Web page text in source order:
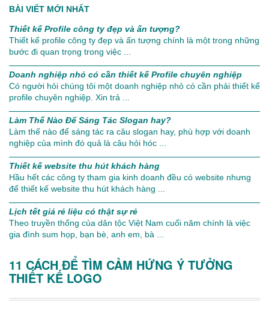
BÀI VIẾT MỚI NHẤT
Thiết kế Profile công ty đẹp và ấn tượng?
Thiết kế profile công ty đẹp và ấn tượng chính là một trong những
bước đi quan trọng trong việc ...
Doanh nghiệp nhỏ có cần thiết kế Profile chuyên nghiệp
Có người hỏi chúng tôi một doanh nghiệp nhỏ có cần phải thiết kế
profile chuyên nghiệp. Xin trả ...
Làm Thế Nào Để Sáng Tác Slogan hay?
Làm thế nào để sáng tác ra câu slogan hay, phù hợp với doanh
nghiệp của mình đó quả là câu hỏi hóc ...
Thiết kế website thu hút khách hàng
Hầu hết các công ty tham gia kinh doanh đều có website nhưng
để thiết kế website thu hút khách hàng ...
Lịch tết giá rẻ liệu có thật sự rẻ
Theo truyền thống của dân tộc Việt Nam cuối năm chính là việc
gia đình sum họp, bạn bè, anh em, bà ...
11 CÁCH ĐỂ TÌM CẢM HỨNG Ý TƯỞNG
THIẾT KẾ LOGO